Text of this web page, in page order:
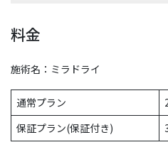
料金
施術名：ミラドライ
通常プラン
保証プラン(保証付き)